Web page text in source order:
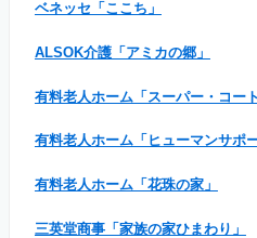
ベネッセ「ここち」
ALSOK介護「アミカの郷」
有料老人ホーム「スーパー・コート
有料老人ホーム「ヒューマンサポー
有料老人ホーム「花珠の家」
三英堂商事「家族の家ひまわり」